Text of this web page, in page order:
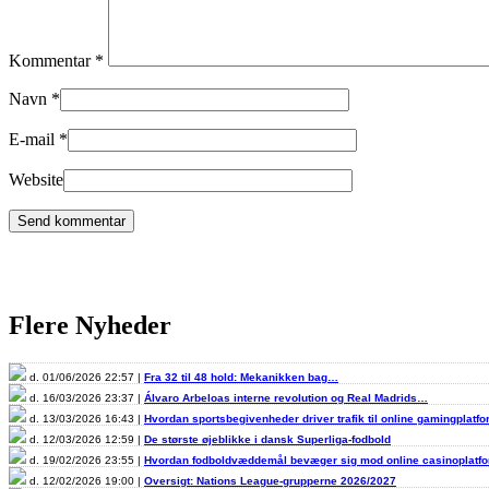
Kommentar *
Navn *
E-mail *
Website
Flere Nyheder
d. 01/06/2026 22:57 | Fra 32 til 48 hold: Mekanikken bag…
d. 16/03/2026 23:37 | Álvaro Arbeloas interne revolution og Real Madrids…
d. 13/03/2026 16:43 | Hvordan sportsbegivenheder driver trafik til online
d. 12/03/2026 12:59 | De største øjeblikke i dansk Superliga-fodbold
d. 19/02/2026 23:55 | Hvordan fodboldvæddemål bevæger sig mod online
d. 12/02/2026 19:00 | Oversigt: Nations League-grupperne 2026/2027